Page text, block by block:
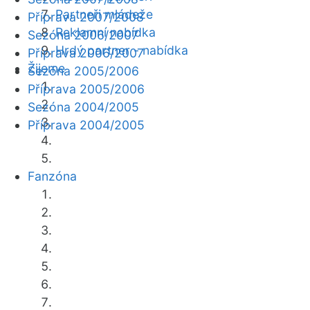
Partneři mládeže
Reklamní nabídka
Hrdý partner - nabídka
Žijeme
Fanzóna
Příprava 2007/2008
Sezóna 2006/2007
Příprava 2006/2007
Sezóna 2005/2006
Příprava 2005/2006
Sezóna 2004/2005
Příprava 2004/2005